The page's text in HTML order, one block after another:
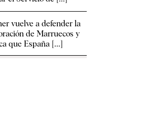
vuelve a defender la
de Marruecos y
que España [...]